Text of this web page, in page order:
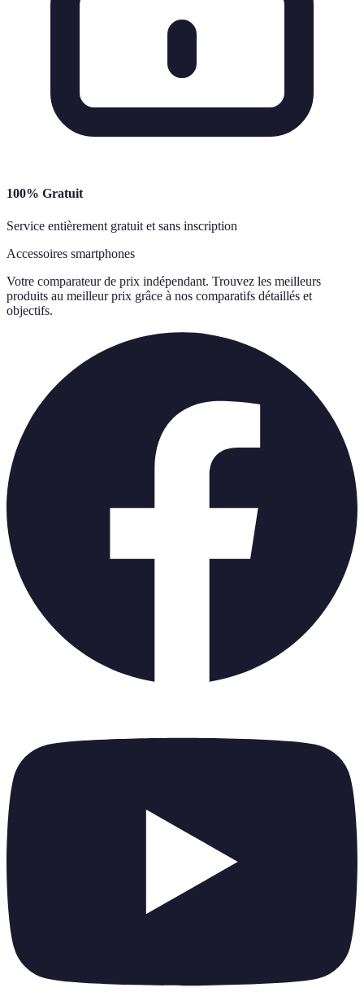
100% Gratuit
Service entièrement gratuit et sans inscription
Accessoires smartphones
Votre comparateur de prix indépendant. Trouvez les meilleurs
produits au meilleur prix grâce à nos comparatifs détaillés et
objectifs.